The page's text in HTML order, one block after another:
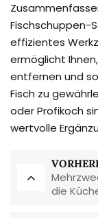
Fischschuppen-
effizientes
ermöglicht
entfernen und
Fisch zu
oder Profikoch
wertvolle
die